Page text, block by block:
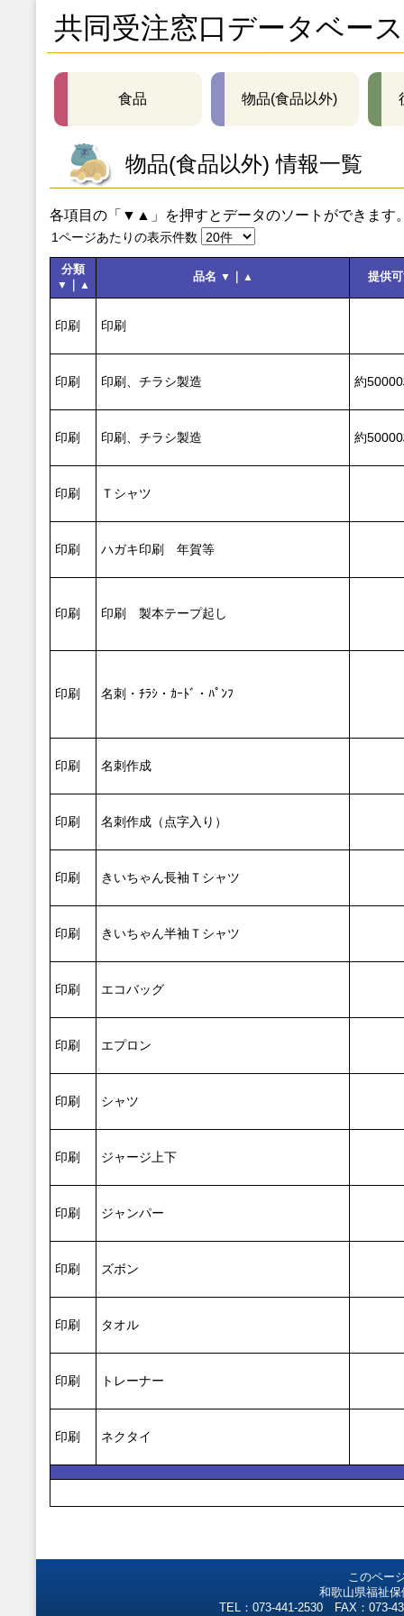
共同受注窓口データベース
食品 物品(食品以外)
物品(食品以外) 情報一覧
各項目の「▼▲」を押すとデータのソートができます
1ページあたりの表示件数
分類
▼ ▲
品名 ▼ ▲ 提供
印刷 印刷
印刷 印刷、チラシ製造 約
印刷 印刷、チラシ製造 約
印刷 Ｔシャツ
印刷 ハガキ印刷 年賀等
印刷 印刷 製本テープ起し
印刷 名刺・ﾁﾗｼ・ｶｰﾄﾞ・ﾊﾟﾝﾌ
印刷 名刺作成
印刷 名刺作成（点字入り）
印刷 きいちゃん長袖Ｔシャツ
印刷 きいちゃん半袖Ｔシャツ
印刷 エコバッグ
印刷 エプロン
印刷 シャツ
印刷 ジャージ上下
印刷 ジャンパー
印刷 ズボン
印刷 タオル
印刷 トレーナー
印刷 ネクタイ
このペー
和歌山県福祉
TEL：073-441-2530 FAX：073-